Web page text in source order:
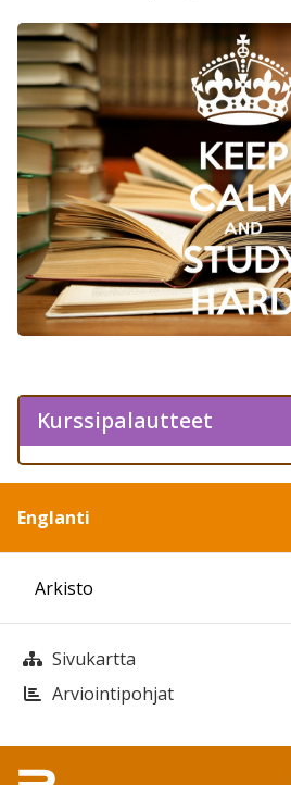
Kurssipalautteet
Englanti
Arkisto
Sivukartta
Arviointipohjat